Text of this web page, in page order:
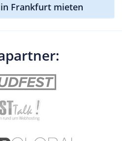
Frankfurt mieten